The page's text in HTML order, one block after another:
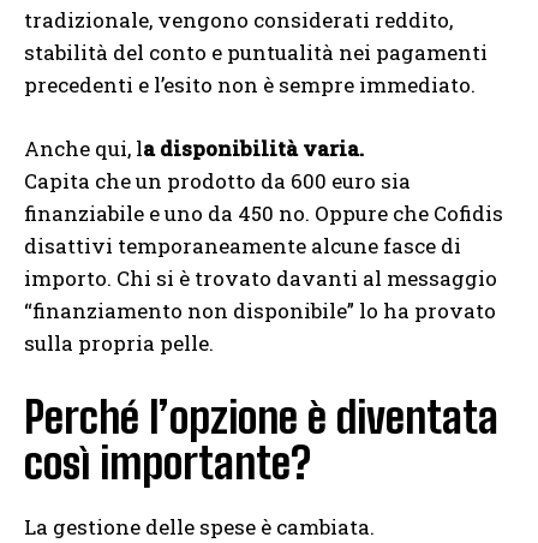
tradizionale, vengono considerati reddito,
stabilità del conto e puntualità nei pagamenti
precedenti e l’esito non è sempre immediato.
Anche qui, la disponibilità varia.
Capita che un prodotto da 600 euro sia
finanziabile e uno da 450 no. Oppure che Cofidis
disattivi temporaneamente alcune fasce di
importo. Chi si è trovato davanti al messaggio
“finanziamento non disponibile” lo ha provato
sulla propria pelle.
Perché l’opzione è diventata
così importante?
La gestione delle spese è cambiata.